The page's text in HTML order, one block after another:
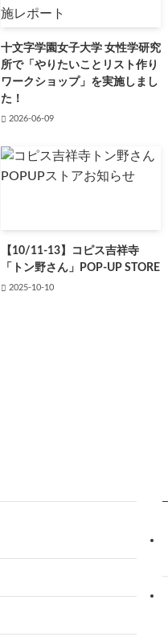
十文字学園女子大学 女性学研究
所で「やりたいことリスト作り
ワークショップ」を実施しまし
た！
2026-06-09
【10/11-13】コピス吉祥寺
「トン野さん」POP-UP STORE
2025-10-10